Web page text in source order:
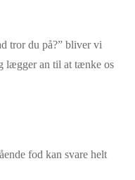
tror du på?” bliver vi
lægger an til at tænke os
fod kan svare helt